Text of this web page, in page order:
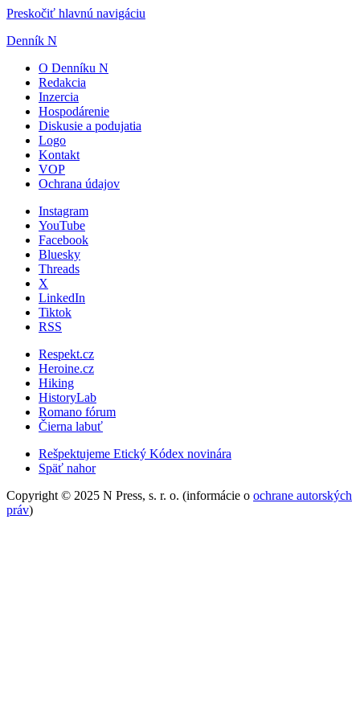
Preskočiť hlavnú navigáciu
Denník N
O Denníku N
Redakcia
Inzercia
Hospodárenie
Diskusie a podujatia
Logo
Kontakt
VOP
Ochrana údajov
Instagram
YouTube
Facebook
Bluesky
Threads
X
LinkedIn
Tiktok
RSS
Respekt.cz
Heroine.cz
Hiking
HistoryLab
Romano fórum
Čierna labuť
Rešpektujeme Etický Kódex novinára
Späť nahor
Copyright © 2025 N Press, s. r. o. (informácie o ochrane autorských
práv)